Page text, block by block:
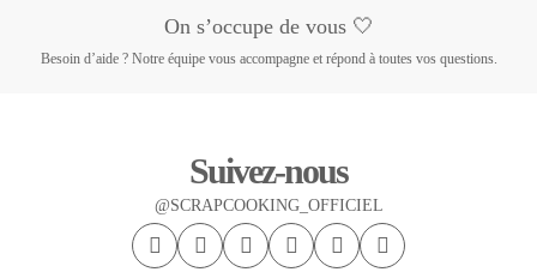
On s’occupe de vous 🤍
Besoin d’aide ? Notre équipe vous accompagne et répond à toutes vos questions.
Suivez-nous
@SCRAPCOOKING_OFFICIEL